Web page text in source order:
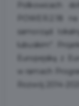
Polkowicach
POWER.2.18
samorząd
lubuskim”.
Europejską z
w ramach